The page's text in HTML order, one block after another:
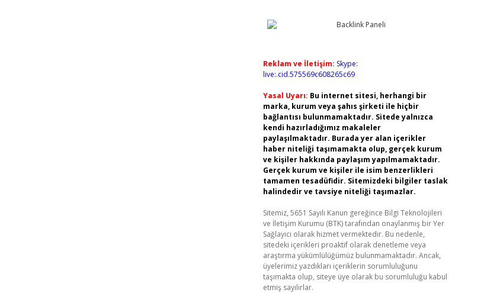
Reklam ve İletişim: Skype:
live:.cid.575569c608265c69
Yasal Uyarı: Bu internet sitesi, herhangi bir
marka, kurum veya şahıs şirketi ile hiçbir
bağlantısı bulunmamaktadır. Sitede yalnızca
kendi hazırladığımız makaleler
paylaşılmaktadır. Burada yer alan içerikler
haber niteliği taşımamakta olup, gerçek kurum
ve kişiler hakkında paylaşım yapılmamaktadır.
Gerçek kurum ve kişiler ile isim benzerlikleri
tamamen tesadüfidir. Sitemizdeki bilgiler taslak
halindedir ve tavsiye niteliği taşımazlar.
Sitemiz, 5651 Sayılı Kanun gereğince Bilgi Teknolojileri
ve İletişim Kurumu (BTK) tarafından onaylanmış bir Yer
Sağlayıcı olarak hizmet vermektedir. Bu nedenle,
sitedeki içerikleri proaktif olarak denetleme veya
araştırma yükümlülüğümüz bulunmamaktadır. Ancak,
üyelerimiz yazdıkları içeriklerin sorumluluğunu
taşımakta olup, siteye üye olarak bu sorumluluğu kabul
etmiş sayılırlar.